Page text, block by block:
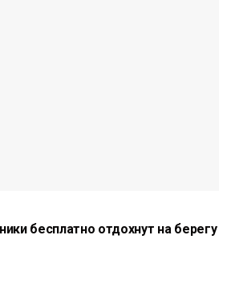
бесплатно отдохнут на берегу